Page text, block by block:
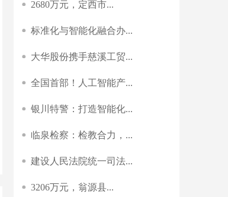
2680万元，定西市...
标准化与智能化融合办...
大华股份携手慈溪工贸...
全国首部！人工智能产...
银川特警：打造智能化...
临泉检察：检教合力，...
建设人民法院统一司法...
3206万元，翁源县...